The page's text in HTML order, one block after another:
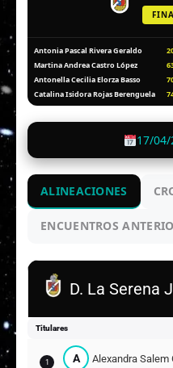
Antonia Pascal Rivera Geraldo
Martina Andrea Castro López
Antonella Cecilia Elorza Basso
Catalina Isidora Rojas Berenguela
17/
ALINEACIONES
ENCUENTROS
D. La Serena
Titulares
1 A Alexandra Salem